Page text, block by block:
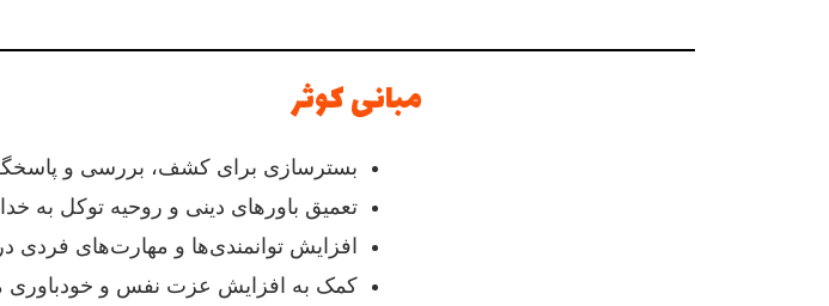
کارگروهی وبازدید
ایجاد فضای پرسشی و
ایجاد فضای پرسشی و
کارگروهی و اردو کارگروهی و
کارگروهی و اردو
اردو
اردوبازدید
مبانی کوثر
بسترسازی برای کشف، بررسی و
تعمیق باورهای دینی و روحیه توکل به
افزایش توانمندی‌ها و مهارت‌های فردی
کمک به افزایش عزت نفس و خودباوری